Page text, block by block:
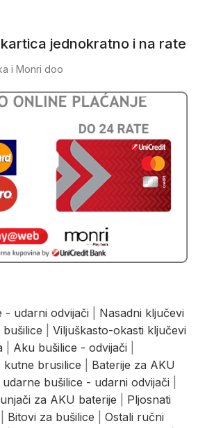
jednokratno i na rate
i Monri doo
- udarni odvijači
Nasadni ključevi
Viljuškasto-okasti ključevi
Aku bušilice - odvijači
kutne brusilice
Baterije za AKU
bušilice - udarni odvijači
za AKU baterije
Pljosnati
Bitovi za bušilice
Ostali ručni